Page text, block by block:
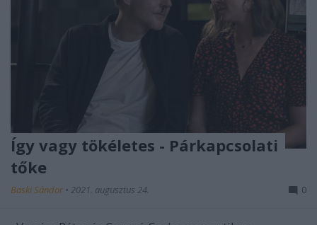
Így vagy tökéletes - Párkapcsolati
tőke
Baski Sándor • 2021. augusztus 24. 0